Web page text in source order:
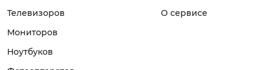
Телевизоров
Мониторов
Ноутбуков
О сервисе